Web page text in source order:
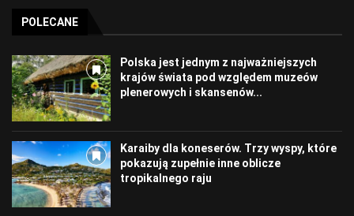
POLECANE
Polska jest jednym z najważniejszych
krajów świata pod względem muzeów
plenerowych i skansenów...
Karaiby dla koneserów. Trzy wyspy, które
pokazują zupełnie inne oblicze
tropikalnego raju